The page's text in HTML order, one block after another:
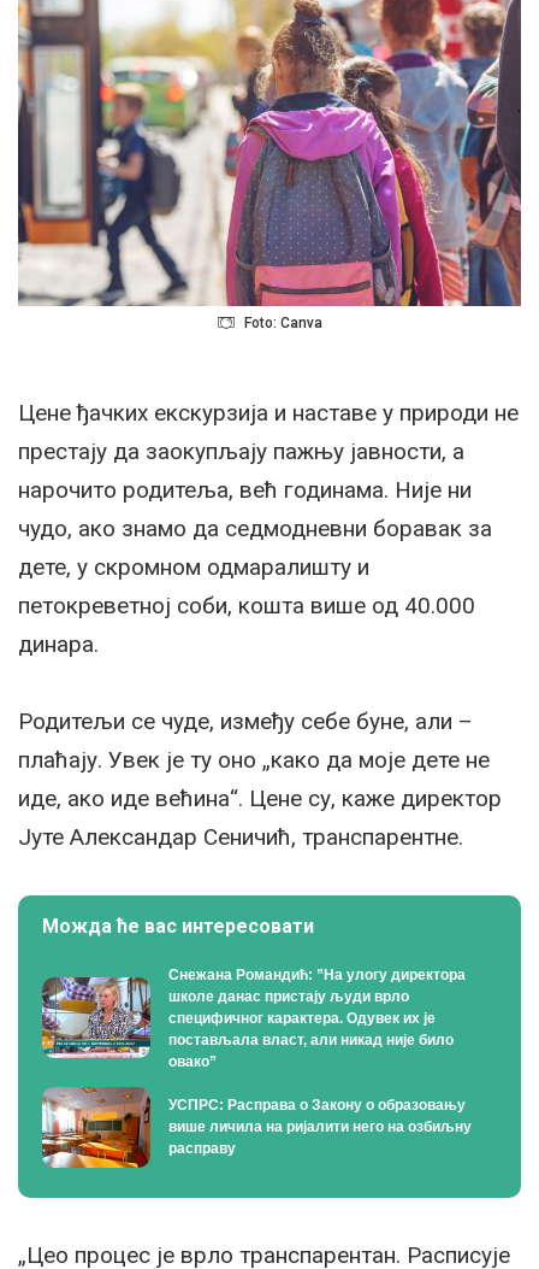
Foto: Canva
Цене ђачких екскурзија и наставе у природи не
престају да заокупљају пажњу јавности, а
нарочито родитеља, већ годинама. Није ни
чудо, ако знамо да седмодневни боравак за
дете, у скромном одмаралишту и
петокреветној соби, кошта више од 40.000
динара.
Родитељи се чуде, између себе буне, али –
плаћају. Увек је ту оно „како да моје дете не
иде, ако иде већина“. Цене су, каже директор
Јуте Александар Сеничић, транспарентне.
Можда ће вас интересовати
Снежана Романдић: ”На улогу директора
школе данас пристају људи врло
специфичног карактера. Одувек их је
постављала власт, али никад није било
овако”
УСПРС: Расправа о Закону о образовању
више личила на ријалити него на озбиљну
расправу
„Цео процес је врло транспарентан. Расписује